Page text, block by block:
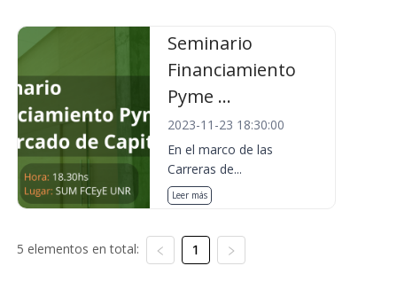
Seminario
Financiamiento
Pyme ...
2023-11-23 18:30:00
En el marco de las
Carreras de...
Leer más
5 elementos en total: 1